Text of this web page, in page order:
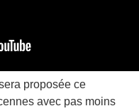
proposée ce
avec pas moins